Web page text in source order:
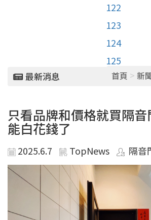
122
123
124
125
最新消息 首頁 > 新
只看品牌和價格就買隔
能白花錢了
2025.6.7 TopNews 隔音